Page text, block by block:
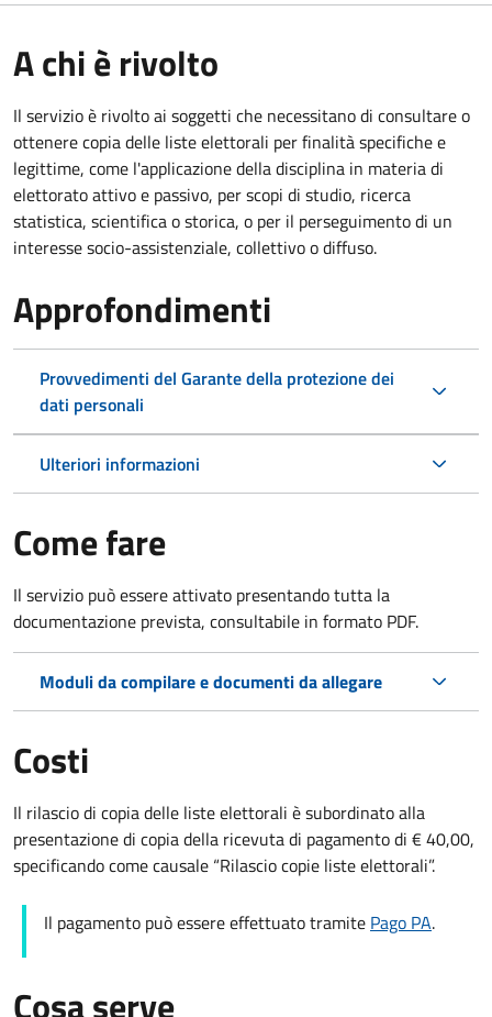
A chi è rivolto
Il servizio è rivolto ai soggetti che necessitano di consultare o
ottenere copia delle liste elettorali per finalità specifiche e
legittime, come l'applicazione della disciplina in materia di
elettorato attivo e passivo, per scopi di studio, ricerca
statistica, scientifica o storica, o per il perseguimento di un
interesse socio-assistenziale, collettivo o diffuso.
Approfondimenti
Provvedimenti del Garante della protezione dei
dati personali
Ulteriori informazioni
Come fare
Il servizio può essere attivato presentando tutta la
documentazione prevista, consultabile in formato PDF.
Moduli da compilare e documenti da allegare
Costi
Il rilascio di copia delle liste elettorali è subordinato alla
presentazione di copia della ricevuta di pagamento di € 40,00,
specificando come causale “Rilascio copie liste elettorali”.
Il pagamento può essere effettuato tramite Pago PA.
Cosa serve